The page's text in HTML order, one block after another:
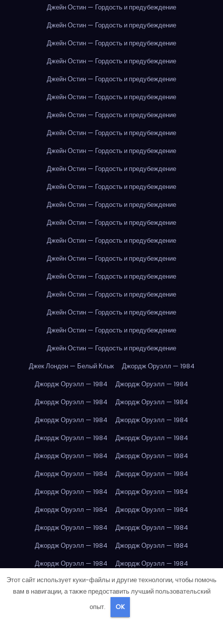
Джейн Остин — Гордость и предубеждение
Джейн Остин — Гордость и предубеждение
Джейн Остин — Гордость и предубеждение
Джейн Остин — Гордость и предубеждение
Джейн Остин — Гордость и предубеждение
Джейн Остин — Гордость и предубеждение
Джейн Остин — Гордость и предубеждение
Джейн Остин — Гордость и предубеждение
Джейн Остин — Гордость и предубеждение
Джейн Остин — Гордость и предубеждение
Джейн Остин — Гордость и предубеждение
Джейн Остин — Гордость и предубеждение
Джейн Остин — Гордость и предубеждение
Джейн Остин — Гордость и предубеждение
Джейн Остин — Гордость и предубеждение
Джейн Остин — Гордость и предубеждение
Джейн Остин — Гордость и предубеждение
Джейн Остин — Гордость и предубеждение
Джейн Остин — Гордость и предубеждение
Джейн Остин — Гордость и предубеждение
Джек Лондон — Белый Клык
Джордж Оруэлл — 1984
Джордж Оруэлл — 1984
Джордж Оруэлл — 1984
Джордж Оруэлл — 1984
Джордж Оруэлл — 1984
Джордж Оруэлл — 1984
Джордж Оруэлл — 1984
Джордж Оруэлл — 1984
Джордж Оруэлл — 1984
Джордж Оруэлл — 1984
Джордж Оруэлл — 1984
Джордж Оруэлл — 1984
Джордж Оруэлл — 1984
Джордж Оруэлл — 1984
Джордж Оруэлл — 1984
Джордж Оруэлл — 1984
Джордж Оруэлл — 1984
Джордж Оруэлл — 1984
Джордж Оруэлл — 1984
Джордж Оруэлл — 1984
Джордж Оруэлл — 1984
Джордж Оруэлл — 1984
Джордж Оруэлл — 1984
Джордж Оруэлл — 1984
Джордж Оруэлл — 1984
Дубай Дубай
Дубай Дубай
Этот сайт использует куки-файлы и другие технологии, чтобы помочь
вам в навигации, а также предоставить лучший пользовательский
опыт.
OK